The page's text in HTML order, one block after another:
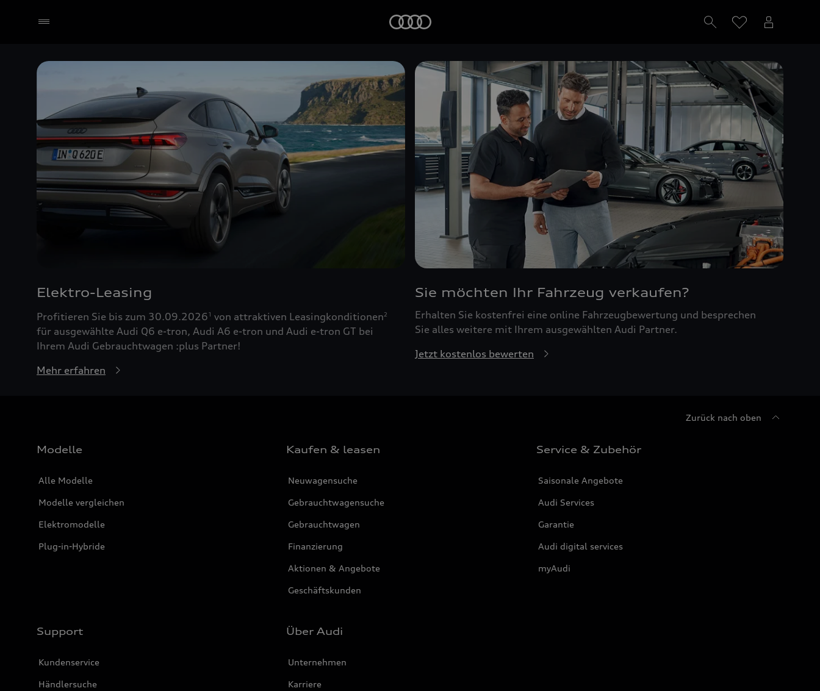
Elektro-Leasing
Profitieren Sie bis zum 30.09.20261 von attraktiven Leasingkonditionen2
für ausgewählte Audi Q6 e-tron, Audi A6 e-tron und Audi e-tron GT bei
Ihrem Audi Gebrauchtwagen :plus Partner!
Mehr erfahren
Sie möchten Ihr Fahrzeug verkaufen?
Erhalten Sie kostenfrei eine online Fahrzeugbewertung und besprechen
Sie alles weitere mit Ihrem ausgewählten Audi Partner.
Jetzt kostenlos bewerten
Zurück nach oben
Modelle
Alle Modelle
Modelle vergleichen
Elektromodelle
Plug-in-Hybride
Kaufen & leasen
Neuwagensuche
Gebrauchtwagensuche
Gebrauchtwagen
Finanzierung
Aktionen & Angebote
Geschäftskunden
Service & Zubehör
Saisonale Angebote
Audi Services
Garantie
Audi digital services
myAudi
Support
Kundenservice
Händlersuche
Über Audi
Unternehmen
Karriere